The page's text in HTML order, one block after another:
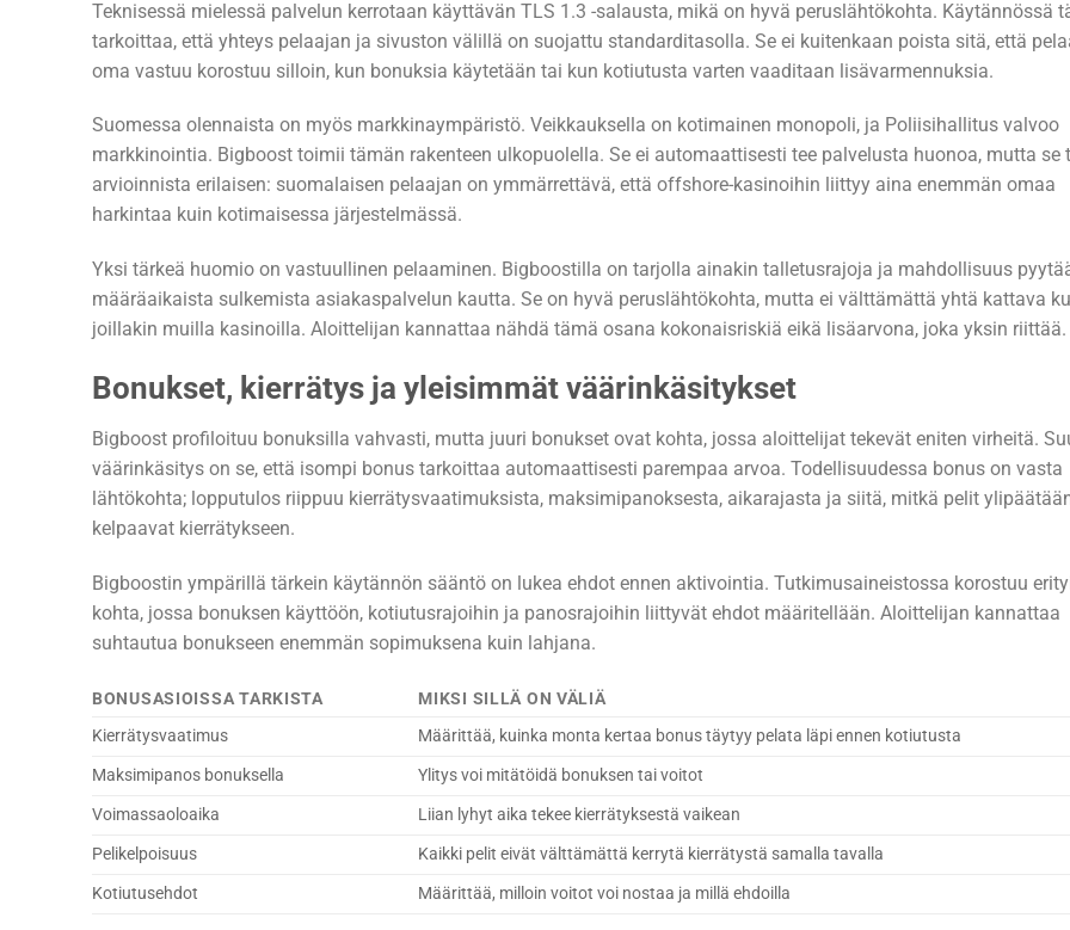
Teknisessä mielessä palvelun kerrotaan käyttävän TLS 1.3 -salausta, mikä on hyvä peruslähtökohta. Käytännössä
tarkoittaa, että yhteys pelaajan ja sivuston välillä on suojattu standarditasolla. Se ei kuitenkaan poista sitä, että
oma vastuu korostuu silloin, kun bonuksia käytetään tai kun kotiutusta varten vaaditaan lisävarmennuksia.
Suomessa olennaista on myös markkinaympäristö. Veikkauksella on kotimainen monopoli, ja Poliisihallitus valvoo
markkinointia. Bigboost toimii tämän rakenteen ulkopuolella. Se ei automaattisesti tee palvelusta huonoa, mutta se
arvioinnista erilaisen: suomalaisen pelaajan on ymmärrettävä, että offshore-kasinoihin liittyy aina enemmän omaa
harkintaa kuin kotimaisessa järjestelmässä.
Yksi tärkeä huomio on vastuullinen pelaaminen. Bigboostilla on tarjolla ainakin talletusrajoja ja mahdollisuus
määräaikaista sulkemista asiakaspalvelun kautta. Se on hyvä peruslähtökohta, mutta ei välttämättä yhtä kattava
joillakin muilla kasinoilla. Aloittelijan kannattaa nähdä tämä osana kokonaisriskiä eikä lisäarvona, joka yksin riittää.
Bonukset, kierrätys ja yleisimmät väärinkäsitykset
Bigboost profiloituu bonuksilla vahvasti, mutta juuri bonukset ovat kohta, jossa aloittelijat tekevät eniten virheitä.
väärinkäsitys on se, että isompi bonus tarkoittaa automaattisesti parempaa arvoa. Todellisuudessa bonus on vasta
lähtökohta; lopputulos riippuu kierrätysvaatimuksista, maksimipanoksesta, aikarajasta ja siitä, mitkä pelit
kelpaavat kierrätykseen.
Bigboostin ympärillä tärkein käytännön sääntö on lukea ehdot ennen aktivointia. Tutkimusaineistossa korostuu
kohta, jossa bonuksen käyttöön, kotiutusrajoihin ja panosrajoihin liittyvät ehdot määritellään. Aloittelijan kannattaa
suhtautua bonukseen enemmän sopimuksena kuin lahjana.
BONUSASIOISSA TARKISTA
MIKSI SILLÄ ON VÄLIÄ
Kierrätysvaatimus
Määrittää, kuinka monta kertaa bonus täytyy pelata läpi ennen kotiutusta
Maksimipanos bonuksella
Ylitys voi mitätöidä bonuksen tai voitot
Voimassaoloaika
Liian lyhyt aika tekee kierrätyksestä vaikean
Pelikelpoisuus
Kaikki pelit eivät välttämättä kerrytä kierrätystä samalla tavalla
Kotiutusehdot
Määrittää, milloin voitot voi nostaa ja millä ehdoilla